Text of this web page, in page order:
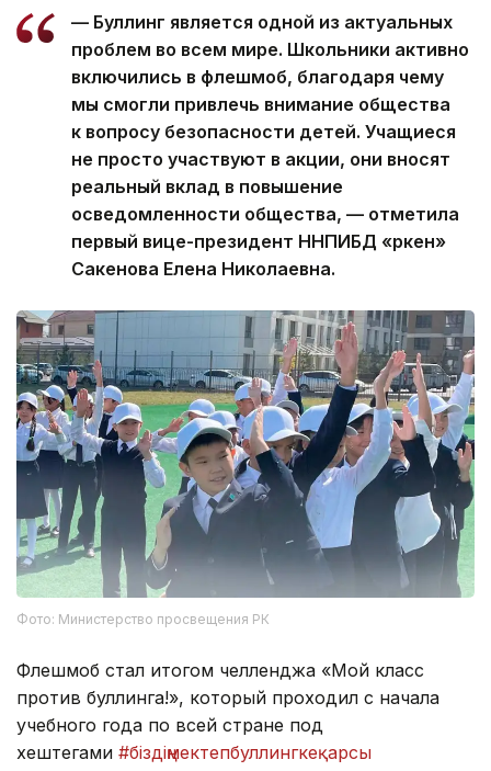
— Буллинг является одной из актуальных
проблем во всем мире. Школьники активно
включились в флешмоб, благодаря чему
мы смогли привлечь внимание общества
к вопросу безопасности детей. Учащиеся
не просто участвуют в акции, они вносят
реальный вклад в повышение
осведомленности общества, — отметила
первый вице-президент ННПИБД «Өркен»
Сакенова Елена Николаевна.
Фото: Министерство просвещения РК
Флешмоб стал итогом челленджа «Мой класс
против буллинга!», который проходил с начала
учебного года по всей стране под
хештегами #біздіңмектепбуллингкеқарсы